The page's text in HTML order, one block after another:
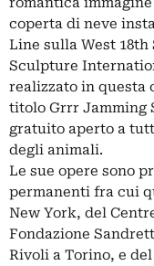
coperta di neve
Line sulla West
Sculpture
realizzato in questa
titolo Grrr Jamming
gratuito aperto a
degli animali.
Le sue opere sono
permanenti fra cui
New York, del
Fondazione
Rivoli a Torino, e